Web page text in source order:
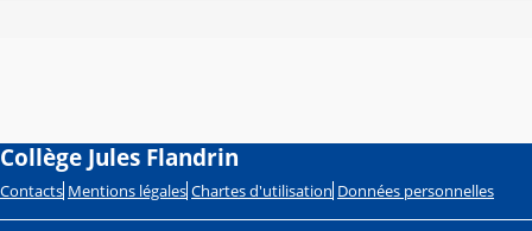
Collège Jules Flandrin
Contacts Mentions légales Chartes d'utilisation Données personnelles